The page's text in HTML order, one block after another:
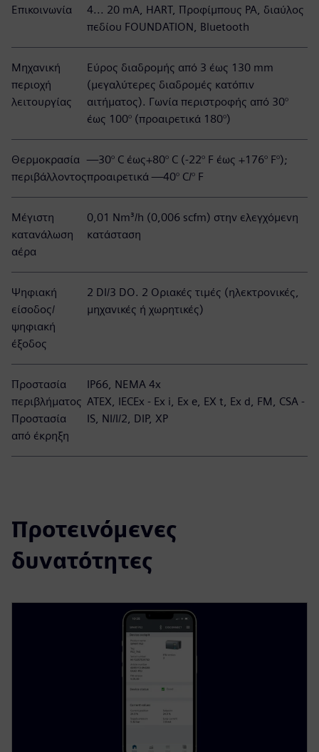
Επικοινωνία
4... 20 mA, HART, Προφίμπους PA, διαύλος
πεδίου FOUNDATION, Bluetooth
Μηχανική
περιοχή
λειτουργίας
Εύρος διαδρομής από 3 έως 130 mm
(μεγαλύτερες διαδρομές κατόπιν
αιτήματος). Γωνία περιστροφής από 30°
έως 100° (προαιρετικά 180°)
Θερμοκρασία
περιβάλλοντος
—30° C έως+80° C (-22° F έως +176° F°);
προαιρετικά —40° C/° F
Μέγιστη
κατανάλωση
αέρα
0,01 Nm³/h (0,006 scfm) στην ελεγχόμενη
κατάσταση
Ψηφιακή
είσοδος/
ψηφιακή
έξοδος
2 DI/3 DO. 2 Οριακές τιμές (ηλεκτρονικές,
μηχανικές ή χωρητικές)
Προστασία
περιβλήματος
Προστασία
από έκρηξη
IP66, ΝΕΜΑ 4x
ATEX, IECEx - Ex i, Ex e, EX t, Ex d, FM, CSA -
IS, NI/I/2, DIP, XP
Προτεινόμενες
δυνατότητες